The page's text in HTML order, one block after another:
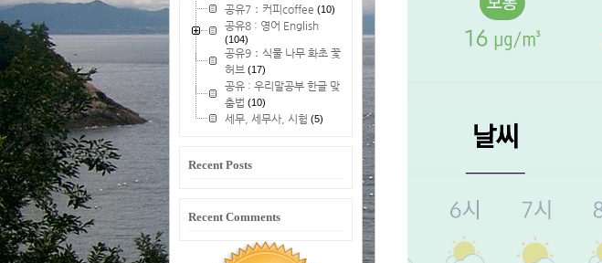
공유7：커피coffee (10)
공유8 : 영어 English
(104)
공유9：식물 나무 화초 꽃
허브 (17)
공유 : 우리말공부 한글 맞
춤법 (10)
세무, 세무사, 시험 (5)
Recent Posts
Recent Comments